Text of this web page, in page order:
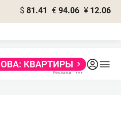
$ 81.41 € 94.06 ¥ 12.06